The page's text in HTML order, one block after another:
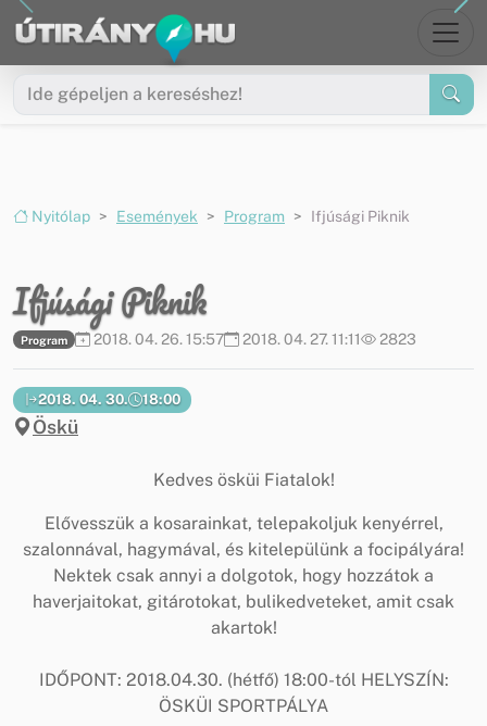
Ugrás a menüre
Ugrás a tartalomra
Nyitólap Események Program Ifjúsági Piknik
Ifjúsági Piknik
Program 2018. 04. 26. 15:57 2018. 04. 27. 11:11 2823
2018. 04. 30. 18:00
Öskü
Kedves ösküi Fiatalok!
Elővesszük a kosarainkat, telepakoljuk kenyérrel,
szalonnával, hagymával, és kitelepülünk a focipályára!
Nektek csak annyi a dolgotok, hogy hozzátok a
haverjaitokat, gitárotokat, bulikedveteket, amit csak
akartok!
IDŐPONT: 2018.04.30. (hétfő) 18:00-tól HELYSZÍN:
ÖSKÜI SPORTPÁLYA